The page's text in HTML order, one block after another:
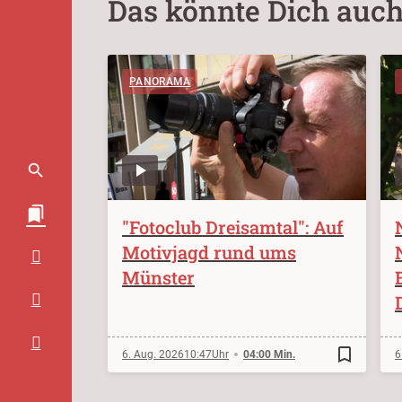
Das könnte Dich
PANORAMA
"Fotoclub Dreisamtal": Auf
Motivjagd rund ums
Münster
6. Aug. 202610:47 04:00 Min. bookmark_border